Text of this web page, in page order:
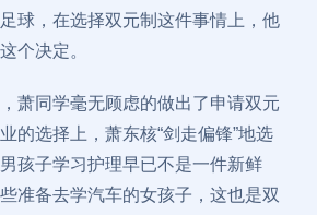
球，在选择双元制这件事情上，他
个决定。
萧同学毫无顾虑的做出了申请双元
的选择上，萧东核“剑走偏锋”地选
孩子学习护理早已不是一件新鲜
准备去学汽车的女孩子，这也是双